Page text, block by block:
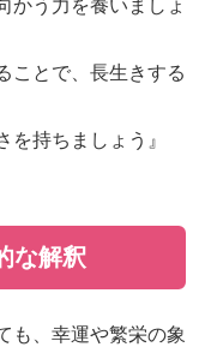
かう力を養いましょ
ことで、長生きする
を持ちましょう』
な解釈
も、幸運や繁栄の象